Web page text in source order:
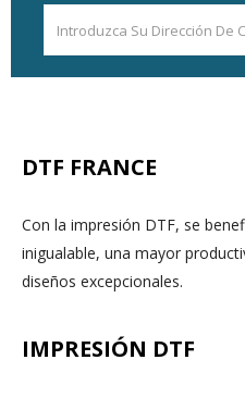
DTF FRANCE
Con la impresión DTF, se
inigualable, una mayor
diseños excepcionales.
IMPRESIÓN DTF